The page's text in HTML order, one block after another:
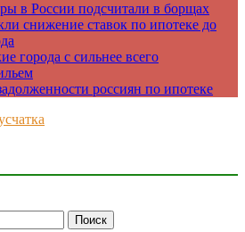
в России подсчитали в борщах
снижение ставок по ипотеке до
города с сильнее всего
россиян по ипотеке